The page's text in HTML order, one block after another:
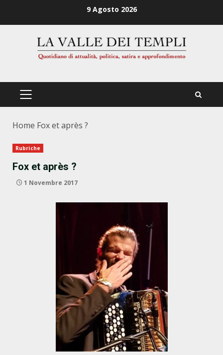
9 Agosto 2026
PRIMÄRES
Home Fox et après ?
Rubriche
Fox et après ?
1 Novembre 2017